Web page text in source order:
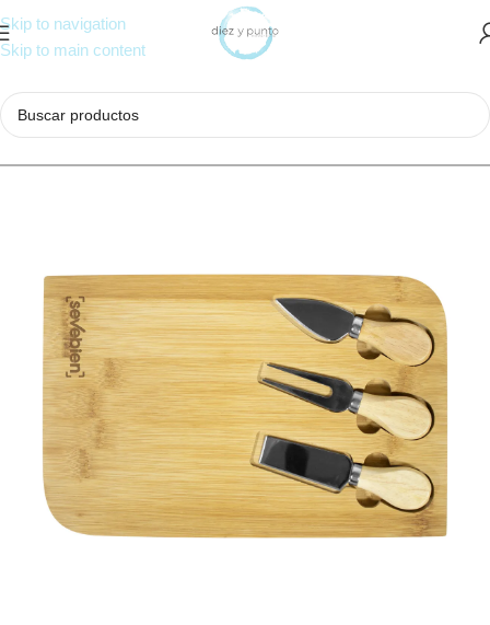
Skip to navigation
Skip to main content